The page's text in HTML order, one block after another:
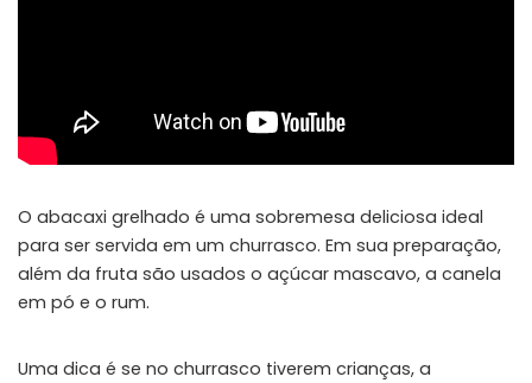
O abacaxi grelhado é uma sobremesa deliciosa ideal
para ser servida em um churrasco. Em sua preparação,
além da fruta são usados o açúcar mascavo, a canela
em pó e o rum.
Uma dica é se no churrasco tiverem crianças, a